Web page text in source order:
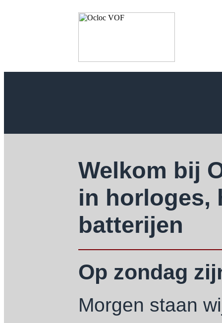
Welkom bij
in horloges,
batterijen
Op zondag
Morgen staan